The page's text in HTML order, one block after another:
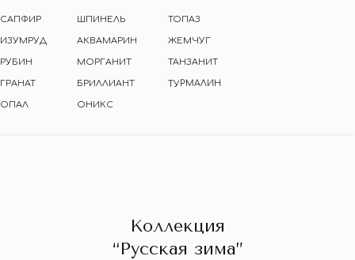
САПФИР
ИЗУМРУД
ШПИНЕЛЬ
РУБИН
АКВАМАРИН
МОРГАНИТ
ГРАНАТ БРИЛЛИАНТ
ТОПАЗ
ЖЕМЧУГ
ТУРМАЛИН
ТАНЗАНИТ
ОНИКС
ОПАЛ
Коллекция
“Русская зима”